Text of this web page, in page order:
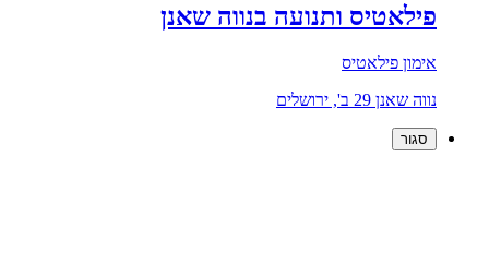
פילאטיס ותנועה בנווה שאנן
אימון פילאטיס
נווה שאנן 29 ב', ירושלים
סגור